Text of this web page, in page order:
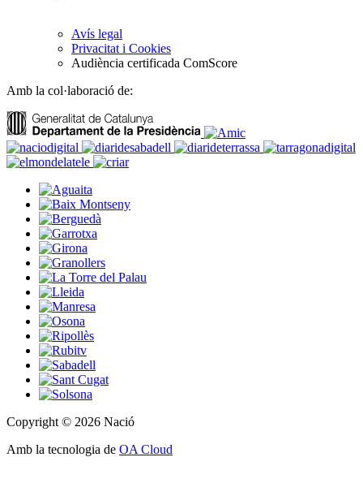
Avís legal
Privacitat i Cookies
Audiència certificada ComScore
Amb la col·laboració de:
Copyright © 2026 Nació
Amb la tecnologia de OA Cloud